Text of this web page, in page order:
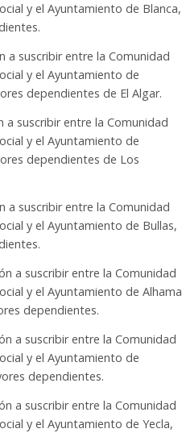
y el Ayuntamiento de Blanca,
a suscribir entre la Comunidad
y el Ayuntamiento de
dependientes de El Algar.
suscribir entre la Comunidad
y el Ayuntamiento de
dependientes de Los
a suscribir entre la Comunidad
y el Ayuntamiento de Bullas,
a suscribir entre la Comunidad
y el Ayuntamiento de Alhama
dependientes.
a suscribir entre la Comunidad
y el Ayuntamiento de
dependientes.
a suscribir entre la Comunidad
y el Ayuntamiento de Yecla,